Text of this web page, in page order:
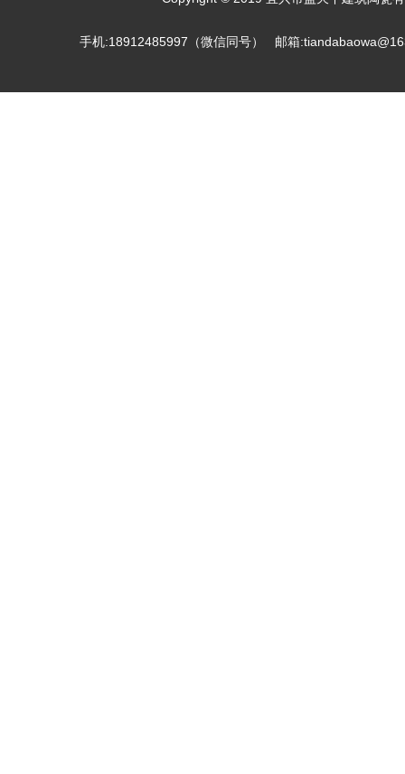
手机:18912485997（微信同号） 邮箱